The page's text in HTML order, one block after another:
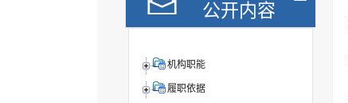
公开内容
机构职能
履职依据